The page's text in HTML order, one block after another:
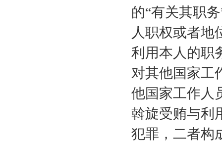
的“有关其职
人职权或者地
利用本人的职
对其他国家工
他国家工作人
斡旋受贿与利
犯罪，二者构